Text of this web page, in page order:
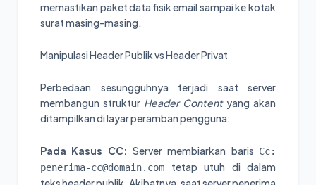
memastikan paket data fisik email sampai ke kotak
surat masing-masing.
Manipulasi Header Publik vs Header Privat
Perbedaan sesungguhnya terjadi saat server
membangun struktur Header Contentyang akan
ditampilkan di layar peramban pengguna:
Pada Kasus CC: Server membiarkan baris Cc:
penerima-cc@domain.com tetap utuh di dalam